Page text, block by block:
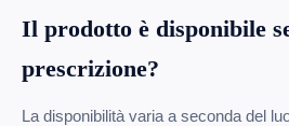
Il prodotto è disponibile
prescrizione?
La disponibilità varia a seconda del